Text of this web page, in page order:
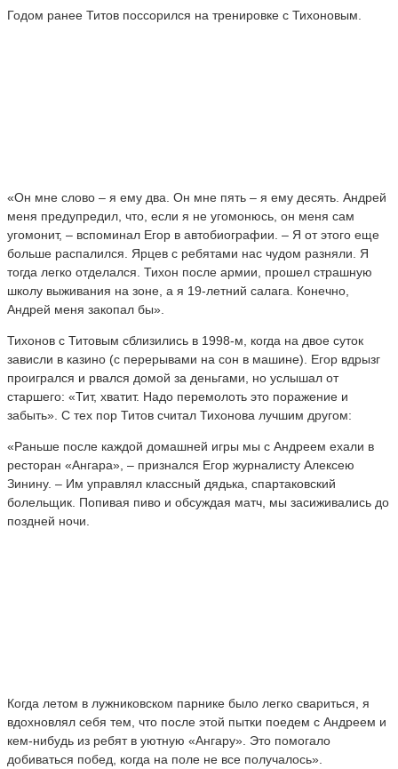
Годом ранее Титов поссорился на тренировке с Тихоновым.
«Он мне слово – я ему два. Он мне пять – я ему десять. Андрей
меня предупредил, что, если я не угомонюсь, он меня сам
угомонит, – вспоминал Егор в автобиографии. – Я от этого еще
больше распалился. Ярцев с ребятами нас чудом разняли. Я
тогда легко отделался. Тихон после армии, прошел страшную
школу выживания на зоне, а я 19-летний салага. Конечно,
Андрей меня закопал бы».
Тихонов с Титовым сблизились в 1998-м, когда на двое суток
зависли в казино (с перерывами на сон в машине). Егор вдрызг
проигрался и рвался домой за деньгами, но услышал от
старшего: «Тит, хватит. Надо перемолоть это поражение и
забыть». С тех пор Титов считал Тихонова лучшим другом:
«Раньше после каждой домашней игры мы с Андреем ехали в
ресторан «Ангара», – признался Егор журналисту Алексею
Зинину. – Им управлял классный дядька, спартаковский
болельщик. Попивая пиво и обсуждая матч, мы засиживались до
поздней ночи.
Когда летом в лужниковском парнике было легко свариться, я
вдохновлял себя тем, что после этой пытки поедем с Андреем и
кем-нибудь из ребят в уютную «Ангару». Это помогало
добиваться побед, когда на поле не все получалось».